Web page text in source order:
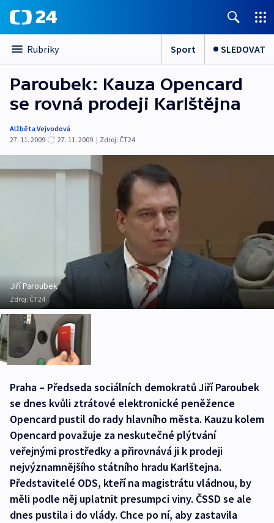
Rubriky Sport SLEDOVAT
Paroubek: Kauza Opencard
se rovná prodeji Karlštějna
Alžběta Vejvodová
27. 11. 2009
27. 11. 2009 | Zdroj: ČT24
Jiří Paroubek
Zdroj:ČT24
Praha – Předseda sociálních demokratů Jiří Paroubek
se dnes kvůli ztrátové elektronické peněžence
Opencard pustil do rady hlavního města. Kauzu kolem
Opencard považuje za neskutečné plýtvání
veřejnými prostředky a přirovnává ji k prodeji
nejvýznamnějšího státního hradu Karlštejna.
Představitelé ODS, kteří na magistrátu vládnou, by
měli podle něj uplatnit presumpci viny. ČSSD se ale
dnes pustila i do vlády. Chce po ní, aby zastavila